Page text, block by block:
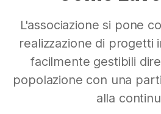
L'associazione si pone
realizzazione di progetti
facilmente gestibili
popolazione con una
alla